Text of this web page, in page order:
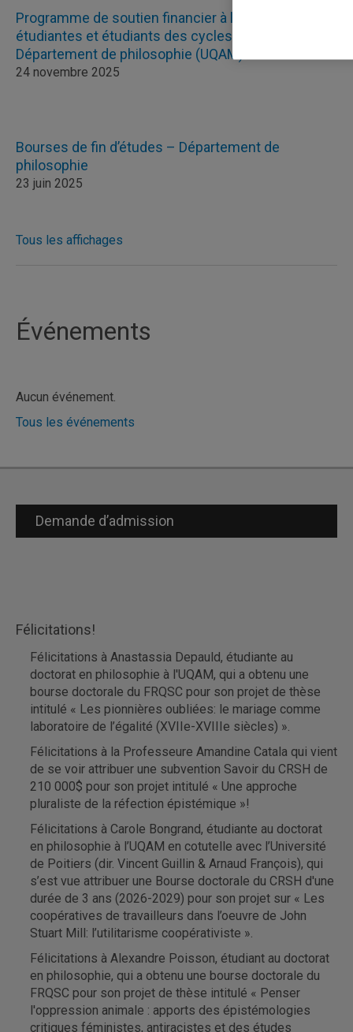
Programme de soutien financier à la mobilité des
étudiantes et étudiants des cycles supérieurs du
Département de philosophie (UQAM)
24 novembre 2025
Bourses de fin d’études – Département de
philosophie
23 juin 2025
Tous les affichages
Événements
Aucun événement.
Tous les événements
Demande d’admission
Félicitations!
Félicitations à Anastassia Depauld, étudiante au
doctorat en philosophie à l'UQAM, qui a obtenu une
bourse doctorale du FRQSC pour son projet de thèse
intitulé « Les pionnières oubliées: le mariage comme
laboratoire de l’égalité (XVIIe-XVIIIe siècles) ».
Félicitations à la Professeure Amandine Catala qui vient
de se voir attribuer une subvention Savoir du CRSH de
210 000$ pour son projet intitulé « Une approche
pluraliste de la réfection épistémique »!
Félicitations à Carole Bongrand, étudiante au doctorat
en philosophie à l’UQAM en cotutelle avec l’Université
de Poitiers (dir. Vincent Guillin & Arnaud François), qui
s’est vue attribuer une Bourse doctorale du CRSH d'une
durée de 3 ans (2026-2029) pour son projet sur « Les
coopératives de travailleurs dans l’oeuvre de John
Stuart Mill: l’utilitarisme coopérativiste ».
Félicitations à Alexandre Poisson, étudiant au doctorat
en philosophie, qui a obtenu une bourse doctorale du
FRQSC pour son projet de thèse intitulé « Penser
l'oppression animale : apports des épistémologies
critiques féministes, antiracistes et des études